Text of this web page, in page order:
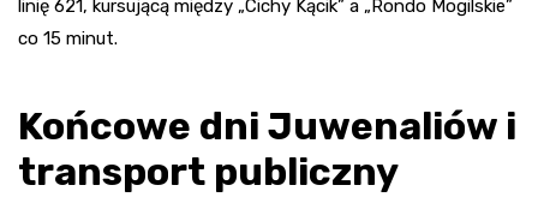
linię 621, kursującą między „Cichy Kącik” a „Rondo Mogilskie”
co 15 minut.
Końcowe dni Juwenaliów i
transport publiczny